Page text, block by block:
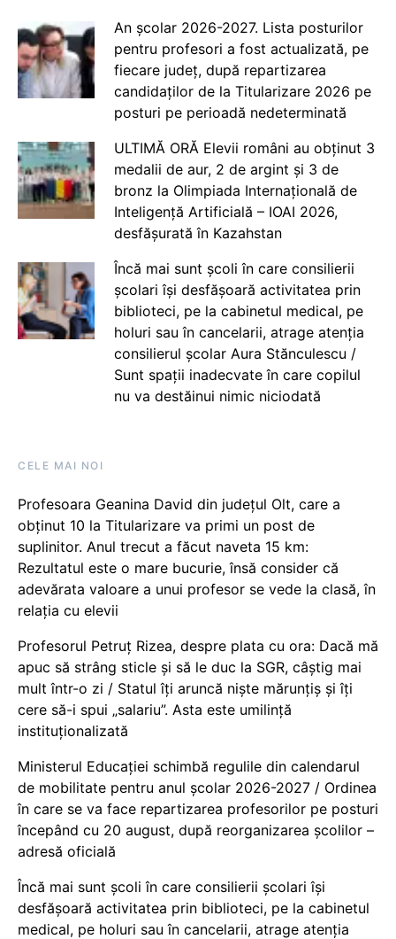
An școlar 2026-2027. Lista posturilor
pentru profesori a fost actualizată, pe
fiecare județ, după repartizarea
candidaților de la Titularizare 2026 pe
posturi pe perioadă nedeterminată
ULTIMĂ ORĂ Elevii români au obținut 3
medalii de aur, 2 de argint și 3 de
bronz la Olimpiada Internațională de
Inteligență Artificială – IOAI 2026,
desfășurată în Kazahstan
Încă mai sunt școli în care consilierii
școlari își desfășoară activitatea prin
biblioteci, pe la cabinetul medical, pe
holuri sau în cancelarii, atrage atenția
consilierul școlar Aura Stănculescu /
Sunt spații inadecvate în care copilul
nu va destăinui nimic niciodată
CELE MAI NOI
Profesoara Geanina David din județul Olt, care a
obținut 10 la Titularizare va primi un post de
suplinitor. Anul trecut a făcut naveta 15 km:
Rezultatul este o mare bucurie, însă consider că
adevărata valoare a unui profesor se vede la clasă, în
relația cu elevii
Profesorul Petruț Rizea, despre plata cu ora: Dacă mă
apuc să strâng sticle și să le duc la SGR, câștig mai
mult într-o zi / Statul îți aruncă niște mărunțiș și îți
cere să-i spui „salariu”. Asta este umilință
instituționalizată
Ministerul Educației schimbă regulile din calendarul
de mobilitate pentru anul școlar 2026-2027 / Ordinea
în care se va face repartizarea profesorilor pe posturi
începând cu 20 august, după reorganizarea școlilor –
adresă oficială
Încă mai sunt școli în care consilierii școlari își
desfășoară activitatea prin biblioteci, pe la cabinetul
medical, pe holuri sau în cancelarii, atrage atenția